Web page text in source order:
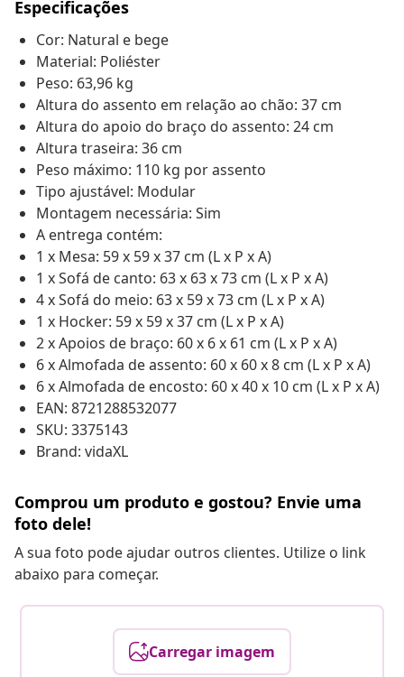
Especificações
Cor: Natural e bege
Material: Poliéster
Peso: 63,96 kg
Altura do assento em relação ao chão: 37 cm
Altura do apoio do braço do assento: 24 cm
Altura traseira: 36 cm
Peso máximo: 110 kg por assento
Tipo ajustável: Modular
Montagem necessária: Sim
A entrega contém:
1 x Mesa: 59 x 59 x 37 cm (L x P x A)
1 x Sofá de canto: 63 x 63 x 73 cm (L x P x A)
4 x Sofá do meio: 63 x 59 x 73 cm (L x P x A)
1 x Hocker: 59 x 59 x 37 cm (L x P x A)
2 x Apoios de braço: 60 x 6 x 61 cm (L x P x A)
6 x Almofada de assento: 60 x 60 x 8 cm (L x P x A)
6 x Almofada de encosto: 60 x 40 x 10 cm (L x P x A)
EAN: 8721288532077
SKU: 3375143
Brand: vidaXL
Comprou um produto e gostou? Envie uma
foto dele!
A sua foto pode ajudar outros clientes. Utilize o link
abaixo para começar.
Carregar imagem